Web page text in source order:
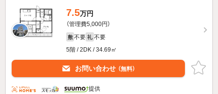
7.5万円
（管理費5,000円）
敷 不要 礼 不要
5階 / 2DK / 34.69㎡
お問い合わせ （無料）
提供